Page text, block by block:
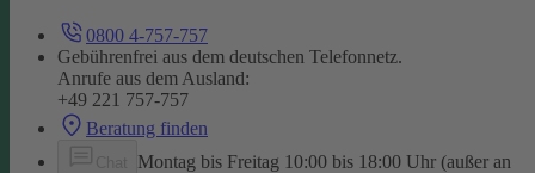
0800 4-757-757
Gebührenfrei aus dem deutschen Telefonnetz.
Anrufe aus dem Ausland:
+49 221 757-757
Beratung finden
Montag bis Freitag 10:00 bis 18:00 Uhr (außer an